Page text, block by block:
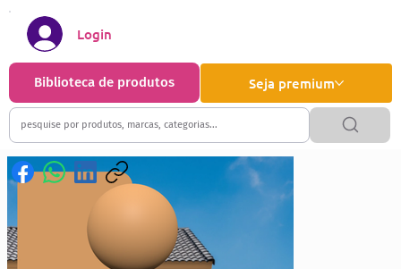
Seja premium
Biblioteca de produtos
Login